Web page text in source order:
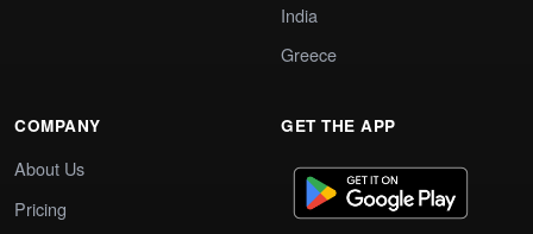
India
Greece
COMPANY
About Us
Pricing
GET THE APP